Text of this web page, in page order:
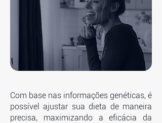
Com base nas informações genéticas, é
possível ajustar sua dieta de maneira
precisa, maximizando a eficácia da